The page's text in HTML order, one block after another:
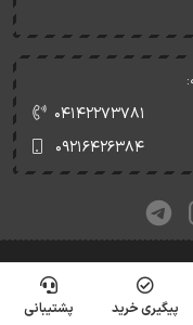
۰۴۱۴۲۲۷۳۷۸۱
۰۹۲۱۶۴۲۶۳۸۴
پیگیری خرید پشتیبانی